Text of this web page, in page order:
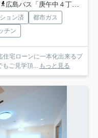
広島バス「庚午中４丁目」バス停下車 徒歩2分
ョン済
都市ガス
チン
宅ローンに一本化出来るプ
もご見学頂... もっと見る